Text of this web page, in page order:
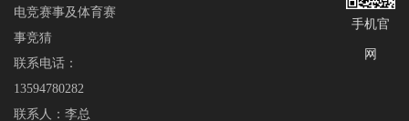
电竞赛事及体育赛
事竞猜
联系电话：
13594780282
联系人：李总
手机官
网